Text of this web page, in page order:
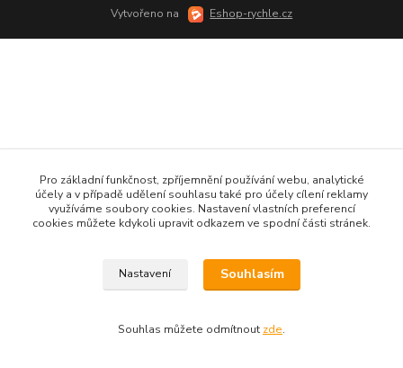
Vytvořeno na Eshop-rychle.cz
Pro základní funkčnost, zpříjemnění používání webu, analytické
účely a v případě udělení souhlasu také pro účely cílení reklamy
využíváme soubory cookies. Nastavení vlastních preferencí
cookies můžete kdykoli upravit odkazem ve spodní části stránek.
Nastavení Souhlasím
Souhlas můžete odmítnout zde.